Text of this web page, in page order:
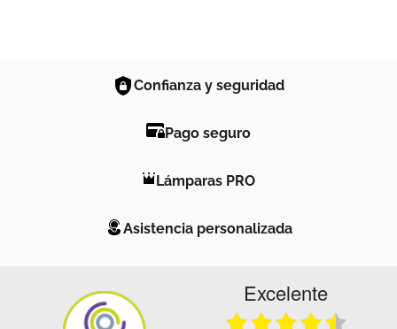
Confianza y seguridad
Pago seguro
Lámparas PRO
Asistencia personalizada
Excelente